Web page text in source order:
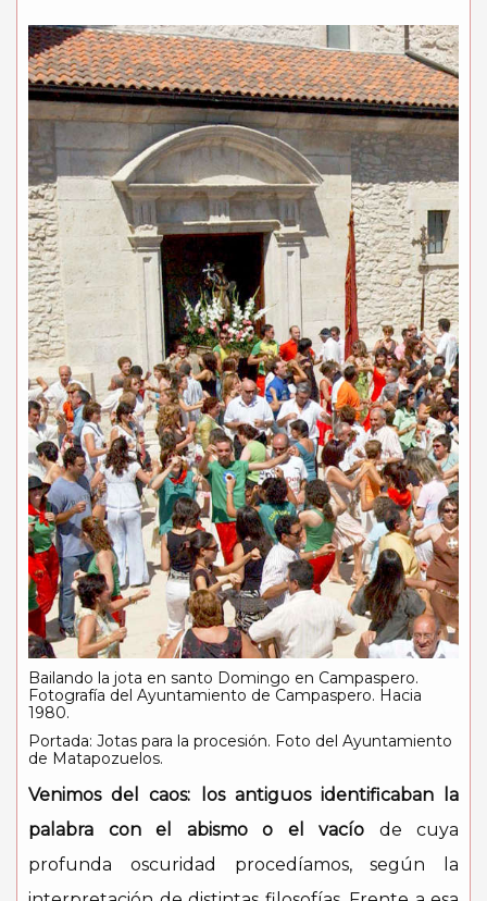
Bailando la jota en santo Domingo en Campaspero.
Fotografía del Ayuntamiento de Campaspero. Hacia
1980.
Portada: Jotas para la procesión. Foto del Ayuntamiento
de Matapozuelos.
Venimos del caos: los antiguos identificaban la
palabra con el abismo o el vacío de cuya
profunda oscuridad procedíamos, según la